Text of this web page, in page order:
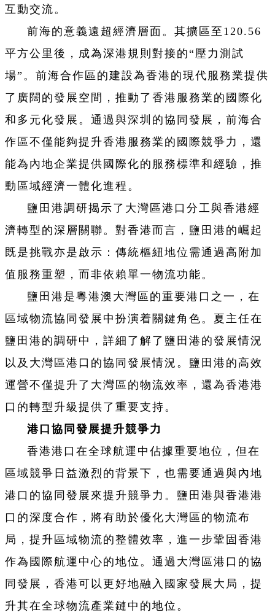
互動交流。
前海的意義遠超經濟層面。其擴區至120.56
平方公里後，成為深港規則對接的“壓力測試
場”。前海合作區的建設為香港的現代服務業提供
了廣闊的發展空間，推動了香港服務業的國際化
和多元化發展。通過與深圳的協同發展，前海合
作區不僅能夠提升香港服務業的國際競爭力，還
能為內地企業提供國際化的服務標準和經驗，推
動區域經濟一體化進程。
鹽田港調研揭示了大灣區港口分工與香港經
濟轉型的深層關聯。對香港而言，鹽田港的崛起
既是挑戰亦是啟示：傳統樞紐地位需通過高附加
值服務重塑，而非依賴單一物流功能。
鹽田港是粵港澳大灣區的重要港口之一，在
區域物流協同發展中扮演着關鍵角色。夏主任在
鹽田港的調研中，詳細了解了鹽田港的發展情況
以及大灣區港口的協同發展情況。鹽田港的高效
運營不僅提升了大灣區的物流效率，還為香港港
口的轉型升級提供了重要支持。
港口協同發展提升競爭力
香港港口在全球航運中佔據重要地位，但在
區域競爭日益激烈的背景下，也需要通過與內地
港口的協同發展來提升競爭力。鹽田港與香港港
口的深度合作，將有助於優化大灣區的物流布
局，提升區域物流的整體效率，進一步鞏固香港
作為國際航運中心的地位。通過大灣區港口的協
同發展，香港可以更好地融入國家發展大局，提
升其在全球物流產業鏈中的地位。